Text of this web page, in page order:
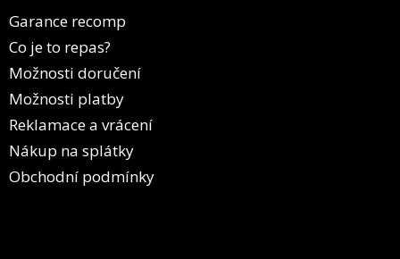
Garance recomp
Co je to repas?
Možnosti doručení
Možnosti platby
Reklamace a vrácení
Nákup na splátky
Obchodní podmínky